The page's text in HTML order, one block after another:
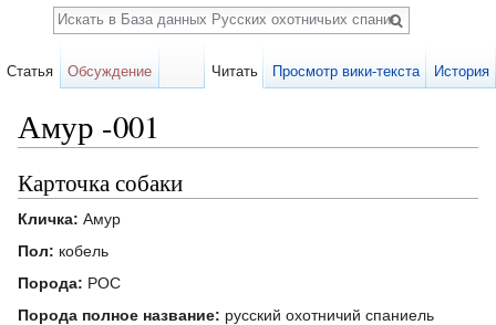
Амур -001
Карточка собаки
Кличка: Амур
Пол: кобель
Порода: РОС
Порода полное название: русский охотничий спаниель
Статья Обсуждение Читать Просмотр вики-текста История
Поиск